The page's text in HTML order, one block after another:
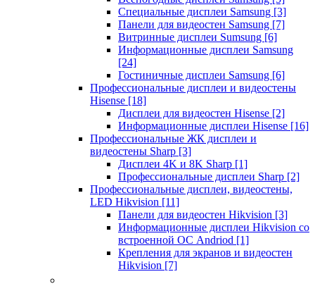
Специальные дисплеи Samsung [3]
Панели для видеостен Samsung [7]
Витринные дисплеи Sumsung [6]
Информационные дисплеи Samsung
[24]
Гостиничные дисплеи Samsung [6]
Профессиональные дисплеи и видеостены
Hisense [18]
Дисплеи для видеостен Hisense [2]
Информационные дисплеи Hisense [16]
Профессиональные ЖК дисплеи и
видеостены Sharp [3]
Дисплеи 4K и 8K Sharp [1]
Профессиональные дисплеи Sharp [2]
Профессиональные дисплеи, видеостены,
LED Hikvision [11]
Панели для видеостен Hikvision [3]
Информационные дисплеи Hikvision со
встроенной ОС Andriod [1]
Крепления для экранов и видеостен
Hikvision [7]